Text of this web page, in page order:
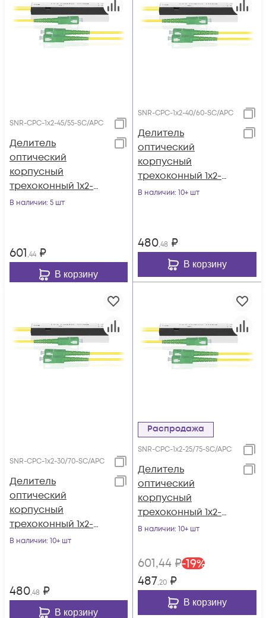
SNR-CPC-1x2-45/55-SC/APC
Делитель
оптический
корпусный
трехоконный 1х2-
45/55 SC/APC
В наличии: 5 шт
601,44 ₽
В корзину
SNR-CPC-1x2-40/60-SC/APC
Делитель
оптический
корпусный
трехоконный 1х2-
40/60 SC/APC
В наличии: 10+ шт
480,48 ₽
В корзину
SNR-CPC-1x2-30/70-SC/APC
Делитель
оптический
корпусный
трехоконный 1х2-
30/70 SC/APC
В наличии: 10+ шт
480,48 ₽
В корзину
Распродажа
SNR-CPC-1x2-25/75-SC/APC
Делитель
оптический
корпусный
трехоконный 1х2-
25/75 SC/APC
В наличии: 10+ шт
601,44 ₽-19%
487,20 ₽
В корзину